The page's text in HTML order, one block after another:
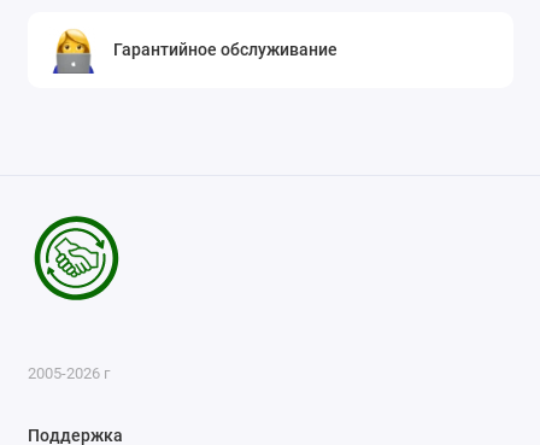
Гарантийное обслуживание
2005-2026 г
Поддержка